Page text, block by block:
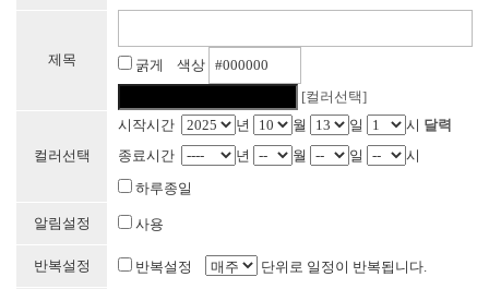
제목
굵게 색상
[컬러선택]
컬러선택
시작시간 년 월 일 시 달력
종료시간
년 월 일
시
하루종일
알림설정 사용
반복설정 반복설정 단위로 일정이 반복됩니다.